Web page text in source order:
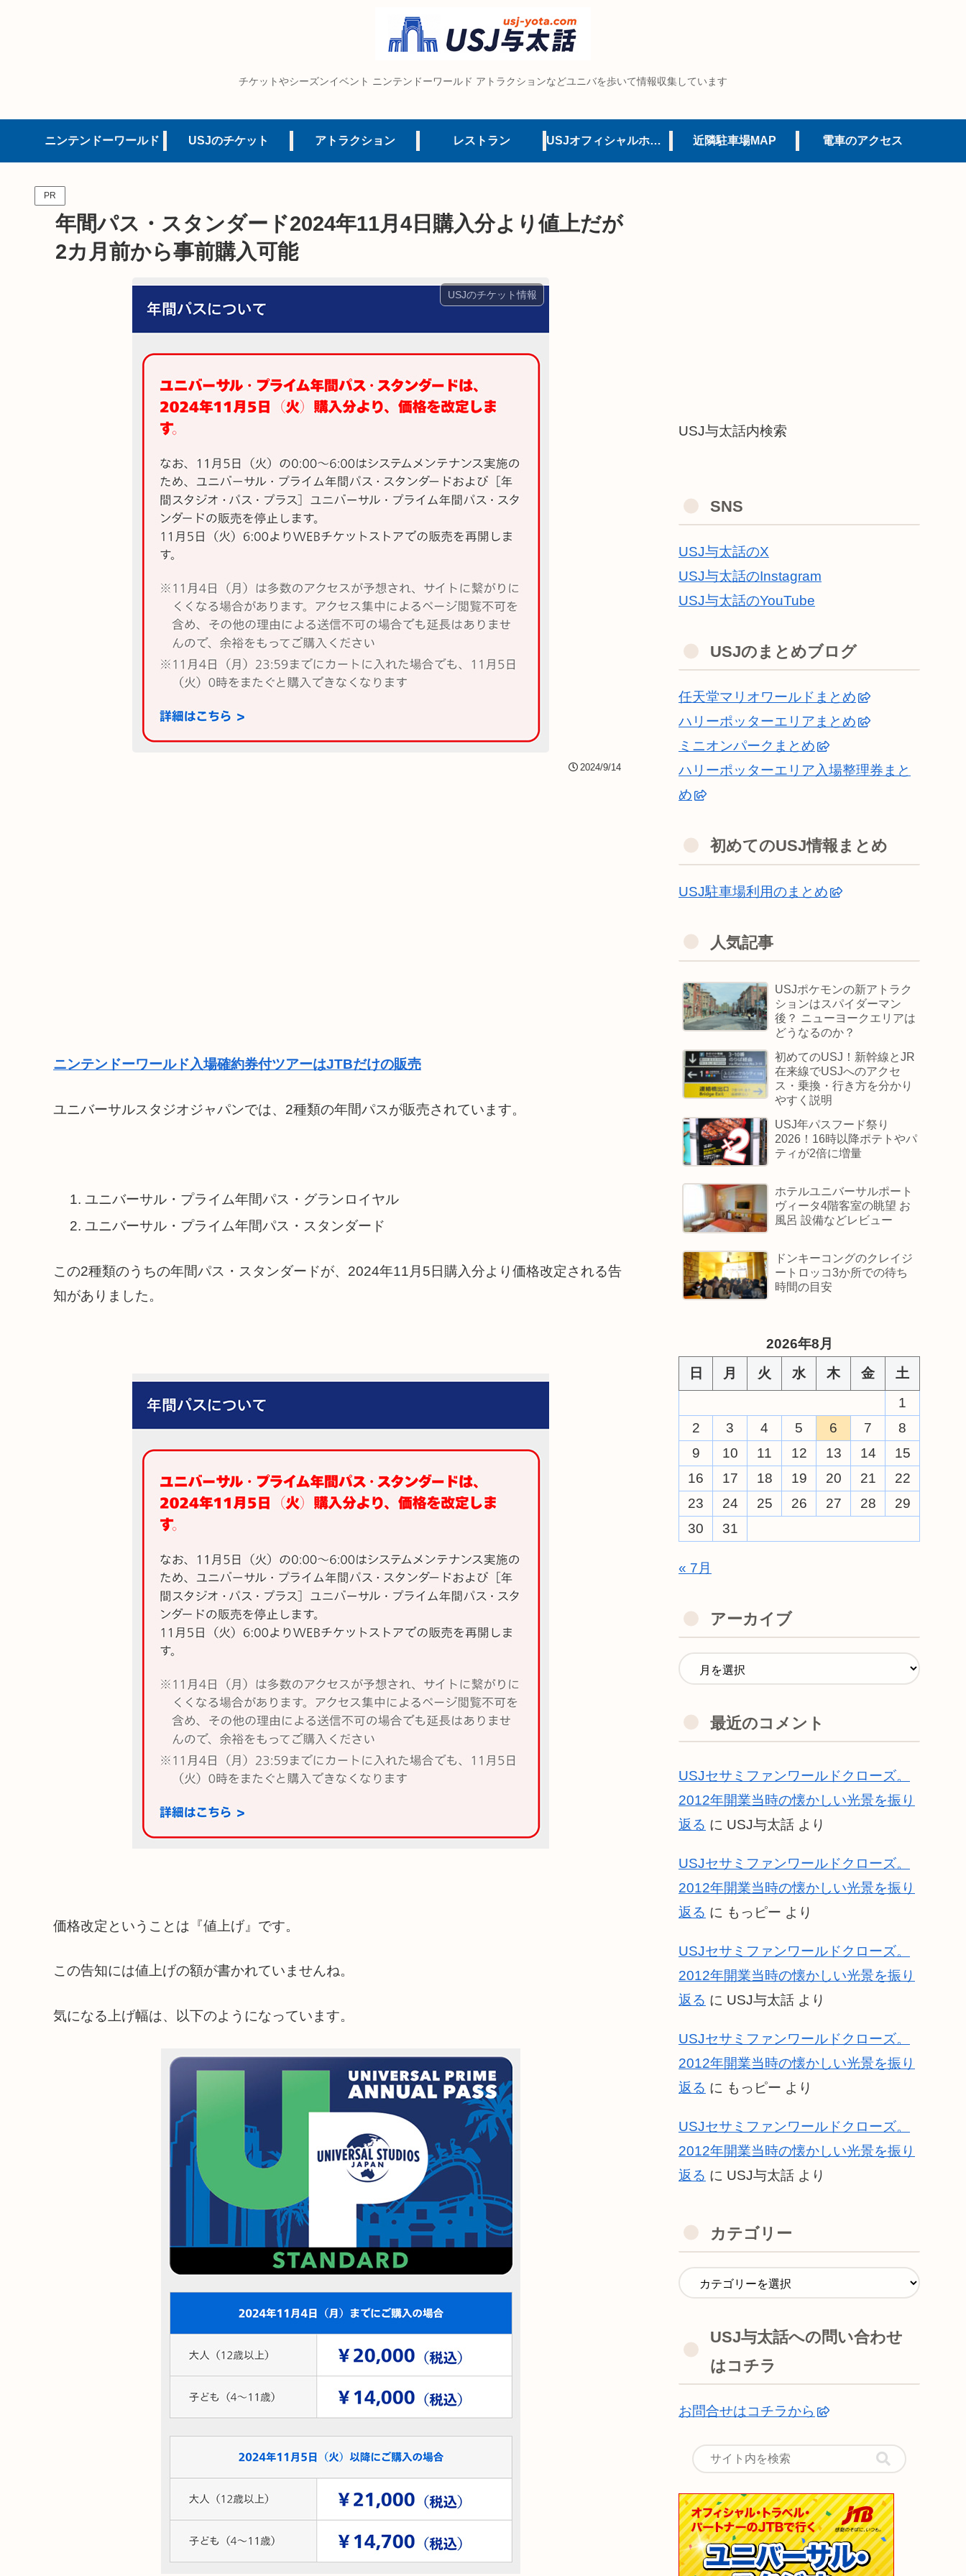
チケットやシーズンイベント ニンテンドーワールド アトラクションなどユニバを歩いて情報収集しています
ニンテンドーワールド USJのチケット アトラクション レストラン USJオフィシャルホテル 近隣駐車場MAP 電車のアクセス
PR
年間パス・スタンダード2024年11月4日購入分より値上だが
2カ月前から事前購入可能
USJのチケット情報
2024/9/14
ニンテンドーワールド入場確約券付ツアーはJTBだけの販売
ユニバーサルスタジオジャパンでは、2種類の年間パスが販売されています。
ユニバーサル・プライム年間パス・グランロイヤル
ユニバーサル・プライム年間パス・スタンダード
この2種類のうちの年間パス・スタンダードが、2024年11月5日購入分より価格改定される告
知がありました。
価格改定ということは『値上げ』です。
この告知には値上げの額が書かれていませんね。
気になる上げ幅は、以下のようになっています。
USJ与太話内検索
SNS
USJ与太話のX
USJ与太話のInstagram
USJ与太話のYouTube
USJのまとめブログ
任天堂マリオワールドまとめ
ハリーポッターエリアまとめ
ミニオンパークまとめ
ハリーポッターエリア入場整理券まと
め
初めてのUSJ情報まとめ
USJ駐車場利用のまとめ
人気記事
USJポケモンの新アトラク
ションはスパイダーマン
後？ ニューヨークエリアは
どうなるのか？
初めてのUSJ！新幹線とJR
在来線でUSJへのアクセ
ス・乗換・行き方を分かり
やすく説明
USJ年パスフード祭り
2026！16時以降ポテトやパ
ティが2倍に増量
ホテルユニバーサルポート
ヴィータ4階客室の眺望 お
風呂 設備などレビュー
ドンキーコングのクレイジ
ートロッコ3か所での待ち
時間の目安
2026年8月
日
月 火 水 木 金
土
1
2
3 4 5 6 7
8
9
10 11 12 13 14
15
16
17 18 19 20 21
22
23
24 25 26 27 28
29
30
31
« 7月
アーカイブ
最近のコメント
USJセサミファンワールドクローズ。
2012年開業当時の懐かしい光景を振り
返る に USJ与太話 より
USJセサミファンワールドクローズ。
2012年開業当時の懐かしい光景を振り
返る に もっピー より
USJセサミファンワールドクローズ。
2012年開業当時の懐かしい光景を振り
返る に USJ与太話 より
USJセサミファンワールドクローズ。
2012年開業当時の懐かしい光景を振り
返る に もっピー より
USJセサミファンワールドクローズ。
2012年開業当時の懐かしい光景を振り
返る に USJ与太話 より
カテゴリー
USJ与太話への問い合わせ
はコチラ
お問合せはコチラから